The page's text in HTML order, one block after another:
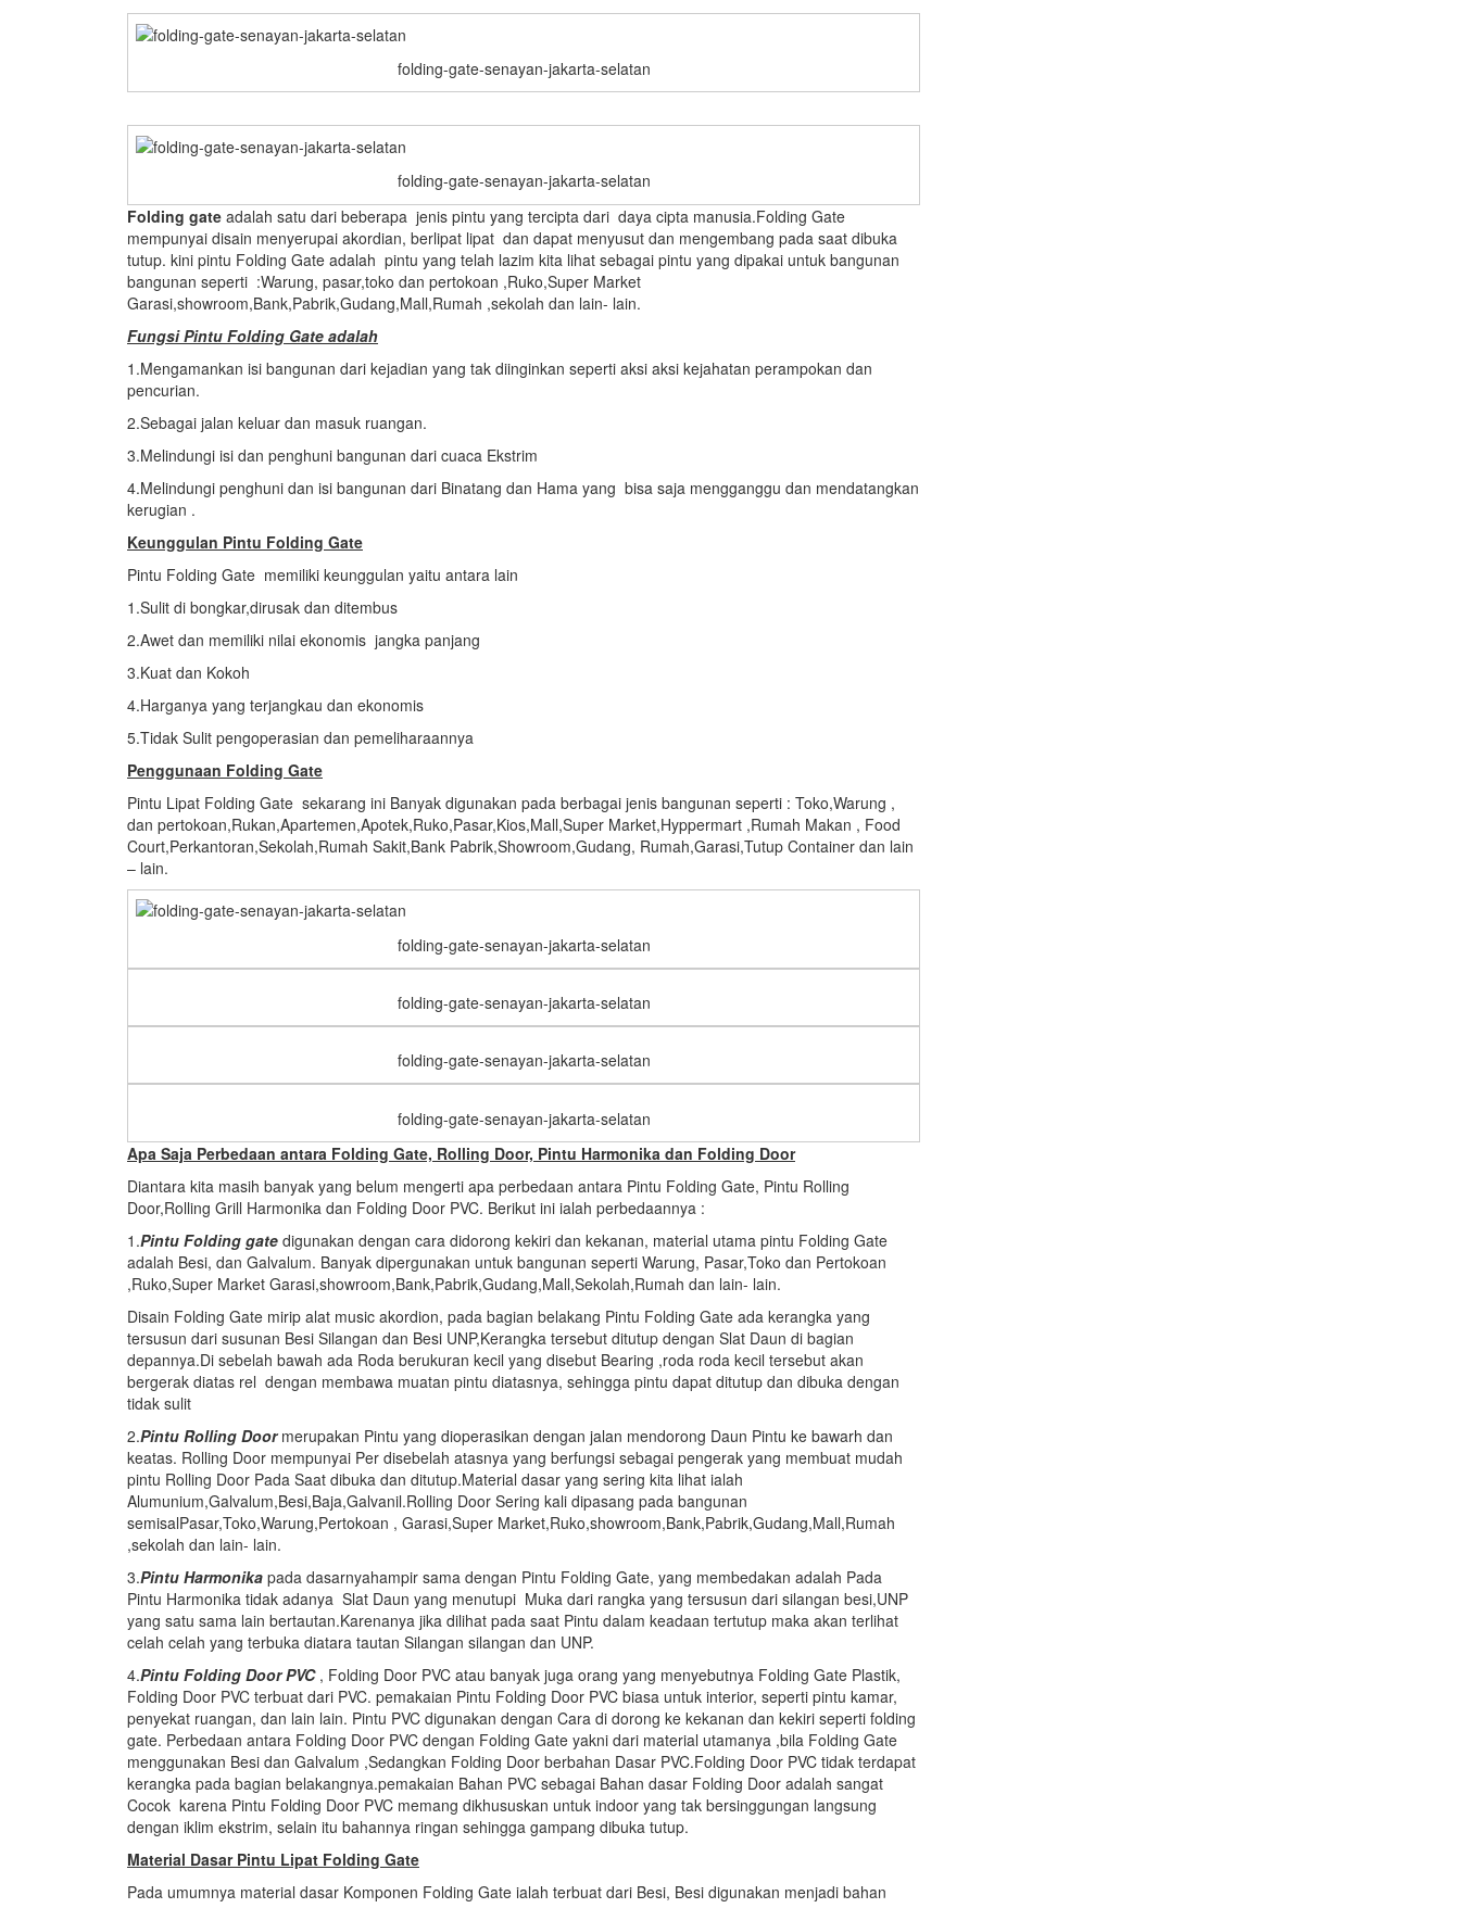
folding-gate-senayan-jakarta-selatan
folding-gate-senayan-jakarta-selatan
Folding gate adalah satu dari beberapa jenis pintu yang tercipta dari daya cipta manusia.Folding Gate
mempunyai disain menyerupai akordian, berlipat lipat dan dapat menyusut dan mengembang pada saat dibuka
tutup. kini pintu Folding Gate adalah pintu yang telah lazim kita lihat sebagai pintu yang dipakai untuk bangunan
bangunan seperti :Warung, pasar,toko dan pertokoan ,Ruko,Super Market
Garasi,showroom,Bank,Pabrik,Gudang,Mall,Rumah ,sekolah dan lain- lain.
Fungsi Pintu Folding Gate adalah
1.Mengamankan isi bangunan dari kejadian yang tak diinginkan seperti aksi aksi kejahatan perampokan dan
pencurian.
2.Sebagai jalan keluar dan masuk ruangan.
3.Melindungi isi dan penghuni bangunan dari cuaca Ekstrim
4.Melindungi penghuni dan isi bangunan dari Binatang dan Hama yang bisa saja mengganggu dan mendatangkan
kerugian .
Keunggulan Pintu Folding Gate
Pintu Folding Gate memiliki keunggulan yaitu antara lain
1.Sulit di bongkar,dirusak dan ditembus
2.Awet dan memiliki nilai ekonomis jangka panjang
3.Kuat dan Kokoh
4.Harganya yang terjangkau dan ekonomis
5.Tidak Sulit pengoperasian dan pemeliharaannya
Penggunaan Folding Gate
Pintu Lipat Folding Gate sekarang ini Banyak digunakan pada berbagai jenis bangunan seperti : Toko,Warung ,
dan pertokoan,Rukan,Apartemen,Apotek,Ruko,Pasar,Kios,Mall,Super Market,Hyppermart ,Rumah Makan , Food
Court,Perkantoran,Sekolah,Rumah Sakit,Bank Pabrik,Showroom,Gudang, Rumah,Garasi,Tutup Container dan lain
– lain.
folding-gate-senayan-jakarta-selatan
folding-gate-senayan-jakarta-selatan
folding-gate-senayan-jakarta-selatan
folding-gate-senayan-jakarta-selatan
Apa Saja Perbedaan antara Folding Gate, Rolling Door, Pintu Harmonika dan Folding Door
Diantara kita masih banyak yang belum mengerti apa perbedaan antara Pintu Folding Gate, Pintu Rolling
Door,Rolling Grill Harmonika dan Folding Door PVC. Berikut ini ialah perbedaannya :
1.Pintu Folding gate digunakan dengan cara didorong kekiri dan kekanan, material utama pintu Folding Gate
adalah Besi, dan Galvalum. Banyak dipergunakan untuk bangunan seperti Warung, Pasar,Toko dan Pertokoan
,Ruko,Super Market Garasi,showroom,Bank,Pabrik,Gudang,Mall,Sekolah,Rumah dan lain- lain.
Disain Folding Gate mirip alat music akordion, pada bagian belakang Pintu Folding Gate ada kerangka yang
tersusun dari susunan Besi Silangan dan Besi UNP,Kerangka tersebut ditutup dengan Slat Daun di bagian
depannya.Di sebelah bawah ada Roda berukuran kecil yang disebut Bearing ,roda roda kecil tersebut akan
bergerak diatas rel dengan membawa muatan pintu diatasnya, sehingga pintu dapat ditutup dan dibuka dengan
tidak sulit
2.Pintu Rolling Doormerupakan Pintu yang dioperasikan dengan jalan mendorong Daun Pintu ke bawarh dan
keatas. Rolling Door mempunyai Per disebelah atasnya yang berfungsi sebagai pengerak yang membuat mudah
pintu Rolling Door Pada Saat dibuka dan ditutup.Material dasar yang sering kita lihat ialah
Alumunium,Galvalum,Besi,Baja,Galvanil.Rolling Door Sering kali dipasang pada bangunan
semisalPasar,Toko,Warung,Pertokoan , Garasi,Super Market,Ruko,showroom,Bank,Pabrik,Gudang,Mall,Rumah
,sekolah dan lain- lain.
3.Pintu Harmonika pada dasarnyahampir sama dengan Pintu Folding Gate, yang membedakan adalah Pada
Pintu Harmonika tidak adanya Slat Daun yang menutupi Muka dari rangka yang tersusun dari silangan besi,UNP
yang satu sama lain bertautan.Karenanya jika dilihat pada saat Pintu dalam keadaan tertutup maka akan terlihat
celah celah yang terbuka diatara tautan Silangan silangan dan UNP.
4.Pintu Folding Door PVC, Folding Door PVC atau banyak juga orang yang menyebutnya Folding Gate Plastik,
Folding Door PVC terbuat dari PVC. pemakaian Pintu Folding Door PVC biasa untuk interior, seperti pintu kamar,
penyekat ruangan, dan lain lain. Pintu PVC digunakan dengan Cara di dorong ke kekanan dan kekiri seperti folding
gate. Perbedaan antara Folding Door PVC dengan Folding Gate yakni dari material utamanya ,bila Folding Gate
menggunakan Besi dan Galvalum ,Sedangkan Folding Door berbahan Dasar PVC.Folding Door PVC tidak terdapat
kerangka pada bagian belakangnya.pemakaian Bahan PVC sebagai Bahan dasar Folding Door adalah sangat
Cocok karena Pintu Folding Door PVC memang dikhususkan untuk indoor yang tak bersinggungan langsung
dengan iklim ekstrim, selain itu bahannya ringan sehingga gampang dibuka tutup.
Material Dasar Pintu Lipat Folding Gate
Pada umumnya material dasar Komponen Folding Gate ialah terbuat dari Besi, Besi digunakan menjadi bahan